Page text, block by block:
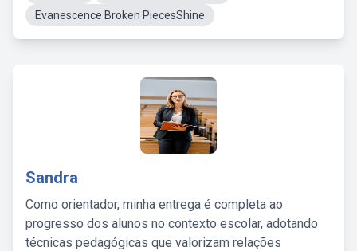
Evanescence Broken PiecesShine
Sandra
Como orientador, minha entrega é completa ao
progresso dos alunos no contexto escolar, adotando
técnicas pedagógicas que valorizam relações